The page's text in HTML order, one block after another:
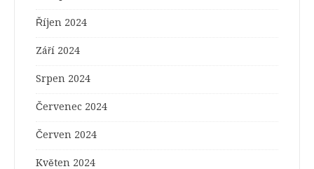
Říjen 2024
Září 2024
Srpen 2024
Červenec 2024
Červen 2024
Květen 2024